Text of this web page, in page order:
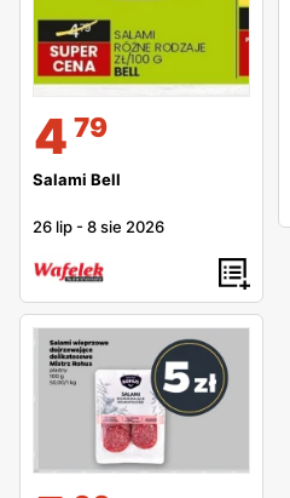
4 79
Salami Bell
26 lip -8 sie 2026